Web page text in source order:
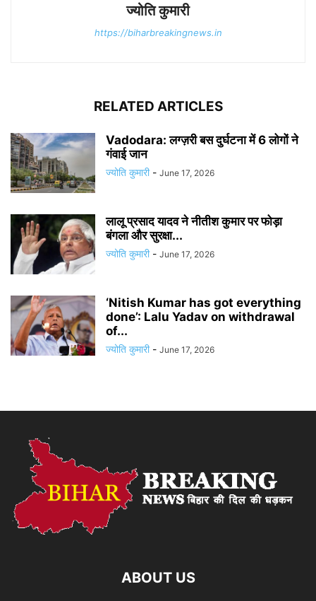
ज्योति कुमारी
https://biharbreakingnews.in
RELATED ARTICLES
Vadodara: लग्ज़री बस दुर्घटना में 6 लोगों ने
गंवाई जान
ज्योति कुमारी - June 17, 2026
लालू प्रसाद यादव ने नीतीश कुमार पर फोड़ा
बंगला और सुरक्षा...
ज्योति कुमारी - June 17, 2026
‘Nitish Kumar has got everything
done’: Lalu Yadav on withdrawal
of...
ज्योति कुमारी - June 17, 2026
ABOUT US